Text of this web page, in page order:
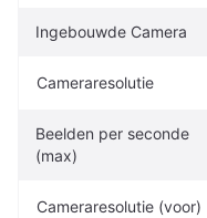
Ingebouwde Camera
Cameraresolutie
Beelden per seconde
(max)
Cameraresolutie (voor)